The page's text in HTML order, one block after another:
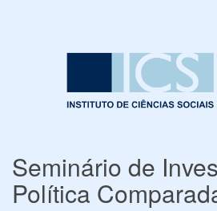
Seminário de
Política